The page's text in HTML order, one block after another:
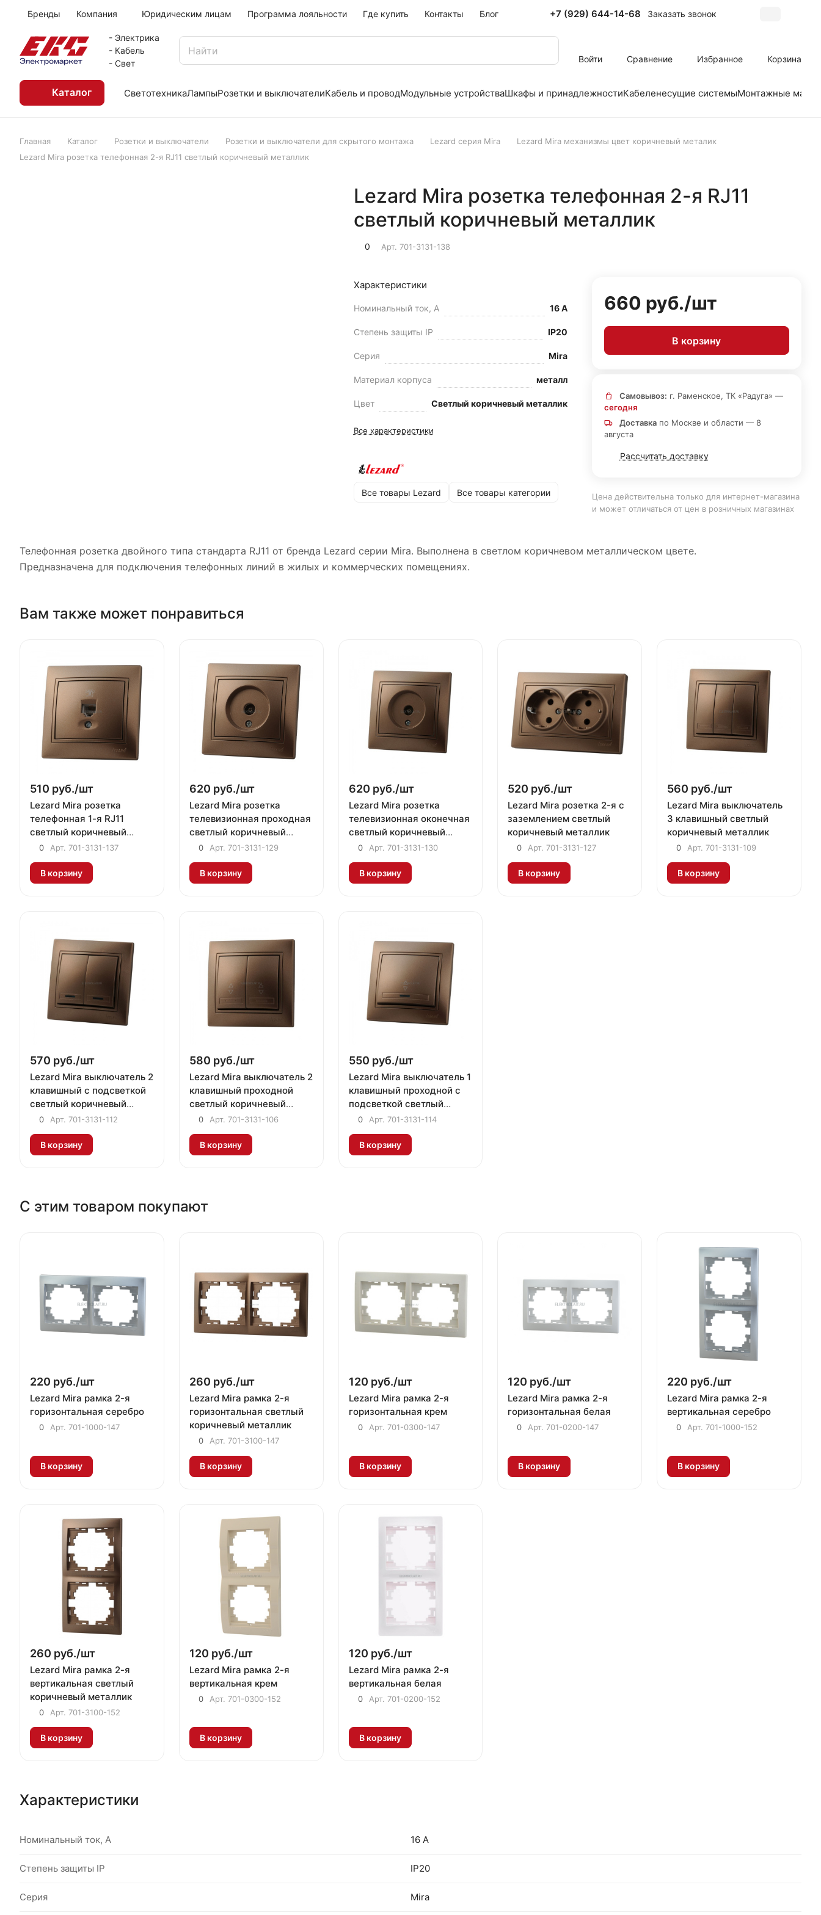
Бренды Компания Юридическим лицам Программа лояльности Где купить Контакты Блог +7 (929) 644-14-68 Заказать звонок
- Электрика
- Кабель
- Свет
Войти Сравнение Избранное Корзина
Каталог СветотехникаЛампыРозетки и выключателиКабель и проводМодульные устройстваШкафы и принадлежностиКабеленесущие системыМонтажные
Главная Каталог Розетки и выключатели Розетки и выключатели для скрытого монтажа Lezard серия Mira
Lezard Mira механизмы цвет коричневый металик
Lezard Mira розетка телефонная 2-я RJ11 светлый коричневый металлик
Lezard Mira розетка телефонная 2-я RJ11
светлый коричневый металлик
0 Арт. 701-3131-138
Характеристики
Номинальный ток, А 16 А
Степень защиты IP IP20
Серия Mira
Материал корпуса металл
Цвет Светлый коричневый металлик
Все характеристики
Все товары Lezard Все товары категории
660 руб./шт
В корзину
Самовывоз: г. Раменское, ТК «Радуга» —
сегодня
Доставкапо Москве и области — 8
августа
Рассчитать доставку
Цена действительна только для интернет-магазина
и может отличаться от цен в розничных магазинах
Телефонная розетка двойного типа стандарта RJ11 от бренда Lezard серии Mira. Выполнена в светлом коричневом металлическом цвете.
Предназначена для подключения телефонных линий в жилых и коммерческих помещениях.
Вам также может понравиться
510 руб./шт
Lezard Mira розетка
телефонная 1-я RJ11
светлый коричневый
металлик
0 Арт. 701-3131-137
В корзину
620 руб./шт
Lezard Mira розетка
телевизионная проходная
светлый коричневый
металлик
0 Арт. 701-3131-129
В корзину
620 руб./шт
Lezard Mira розетка
телевизионная оконечная
светлый коричневый
металлик
0 Арт. 701-3131-130
В корзину
520 руб./шт
Lezard Mira розетка 2-я с
заземлением светлый
коричневый металлик
0 Арт. 701-3131-127
В корзину
560 руб./шт
Lezard Mira выключатель
3 клавишный светлый
коричневый металлик
0 Арт. 701-3131-109
В корзину
570 руб./шт
Lezard Mira выключатель 2
клавишный с подсветкой
светлый коричневый
металлик
0 Арт. 701-3131-112
В корзину
580 руб./шт
Lezard Mira выключатель 2
клавишный проходной
светлый коричневый
металлик
0 Арт. 701-3131-106
В корзину
550 руб./шт
Lezard Mira выключатель 1
клавишный проходной с
подсветкой светлый
коричневый металлик
0 Арт. 701-3131-114
В корзину
С этим товаром покупают
220 руб./шт
Lezard Mira рамка 2-я
горизонтальная серебро
0 Арт. 701-1000-147
В корзину
260 руб./шт
Lezard Mira рамка 2-я
горизонтальная светлый
коричневый металлик
0 Арт. 701-3100-147
В корзину
120 руб./шт
Lezard Mira рамка 2-я
горизонтальная крем
0 Арт. 701-0300-147
В корзину
120 руб./шт
Lezard Mira рамка 2-я
горизонтальная белая
0 Арт. 701-0200-147
В корзину
220 руб./шт
Lezard Mira рамка 2-я
вертикальная серебро
0 Арт. 701-1000-152
В корзину
260 руб./шт
Lezard Mira рамка 2-я
вертикальная светлый
коричневый металлик
0 Арт. 701-3100-152
В корзину
120 руб./шт
Lezard Mira рамка 2-я
вертикальная крем
0 Арт. 701-0300-152
В корзину
120 руб./шт
Lezard Mira рамка 2-я
вертикальная белая
0 Арт. 701-0200-152
В корзину
Характеристики
Номинальный ток, А 16 А
Степень защиты IP IP20
Серия Mira